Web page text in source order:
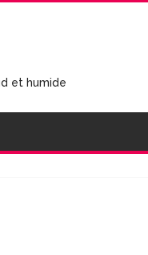
et humide